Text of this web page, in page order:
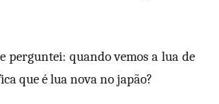
perguntei: quando vemos a lua de
que é lua nova no japão?